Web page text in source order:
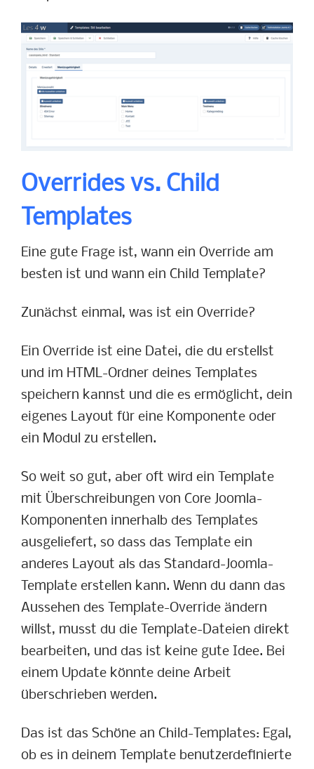
Overrides vs. Child
Templates
Eine gute Frage ist, wann ein Override am
besten ist und wann ein Child Template?
Zunächst einmal, was ist ein Override?
Ein Override ist eine Datei, die du erstellst
und im HTML-Ordner deines Templates
speichern kannst und die es ermöglicht, dein
eigenes Layout für eine Komponente oder
ein Modul zu erstellen.
So weit so gut, aber oft wird ein Template
mit Überschreibungen von Core Joomla-
Komponenten innerhalb des Templates
ausgeliefert, so dass das Template ein
anderes Layout als das Standard-Joomla-
Template erstellen kann. Wenn du dann das
Aussehen des Template-Override ändern
willst, musst du die Template-Dateien direkt
bearbeiten, und das ist keine gute Idee. Bei
einem Update könnte deine Arbeit
überschrieben werden.
Das ist das Schöne an Child-Templates: Egal,
ob es in deinem Template benutzerdefinierte